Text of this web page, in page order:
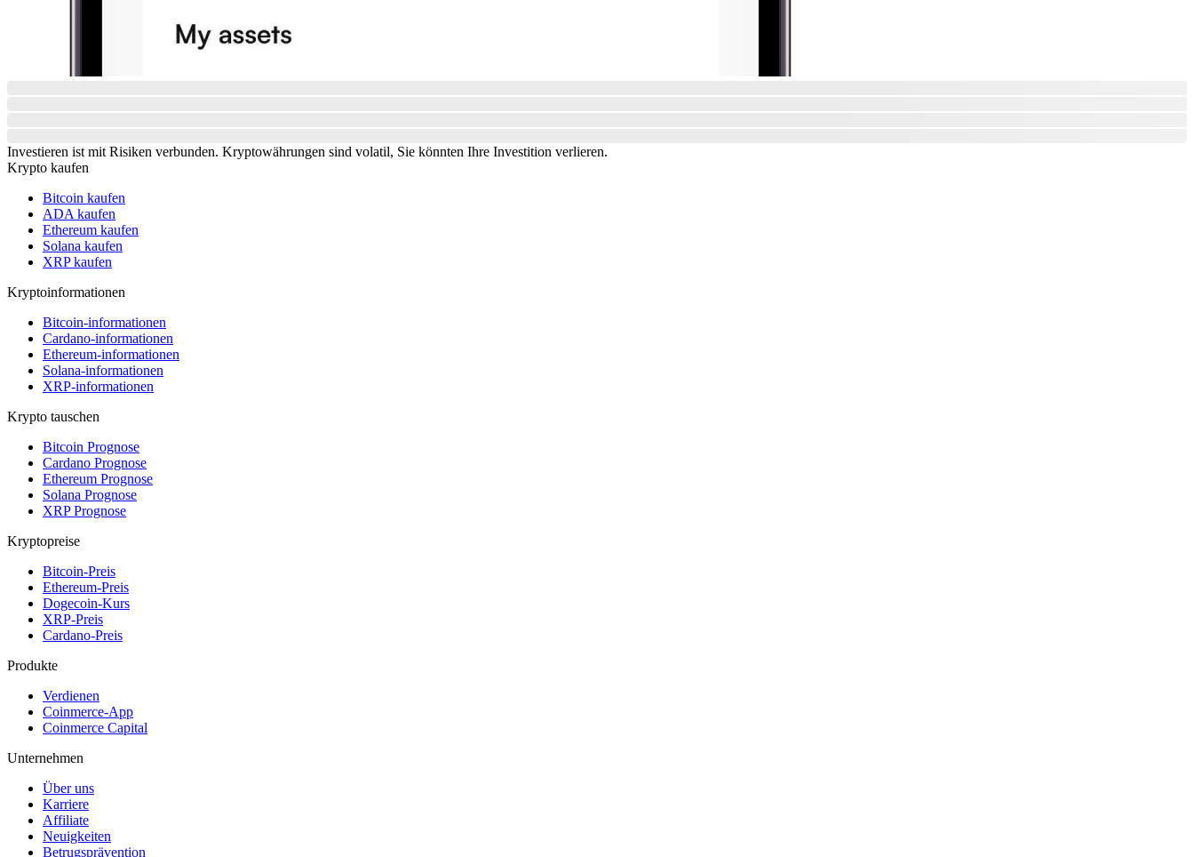
Investieren ist mit Risiken verbunden. Kryptowährungen sind volatil, Sie könnten Ihre Investition verlieren.
Krypto kaufen
Bitcoin kaufen
ADA kaufen
Ethereum kaufen
Solana kaufen
XRP kaufen
Kryptoinformationen
Bitcoin-informationen
Cardano-informationen
Ethereum-informationen
Solana-informationen
XRP-informationen
Krypto tauschen
Bitcoin Prognose
Cardano Prognose
Ethereum Prognose
Solana Prognose
XRP Prognose
Kryptopreise
Bitcoin-Preis
Ethereum-Preis
Dogecoin-Kurs
XRP-Preis
Cardano-Preis
Produkte
Verdienen
Coinmerce-App
Coinmerce Capital
Unternehmen
Über uns
Karriere
Affiliate
Neuigkeiten
Betrugsprävention